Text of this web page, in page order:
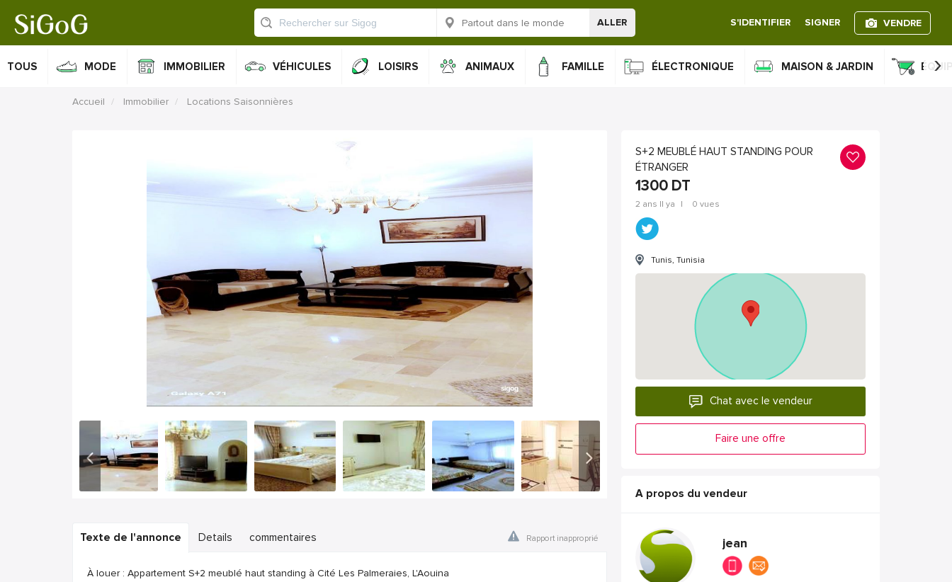
ALLER S'IDENTIFIER SIGNER VENDRE
TOUS MODE IMMOBILIER VÉHICULES LOISIRS ANIMAUX FAMILLE ÉLECTRONIQUE MAISON & JARDIN ›
Accueil Immobilier Locations Saisonnières
Texte de l'annonce Details commentaires Rapport inapproprié
À louer : Appartement S+2 meublé haut standing à Cité Les Palmeraies, L'Aouina
S+2 MEUBLÉ HAUT STANDING POUR
ÉTRANGER
1300 DT
2 ans Il ya | 0 vues
Tunis, Tunisia
Chat avec le vendeur
Faire une offre
A propos du vendeur
jean